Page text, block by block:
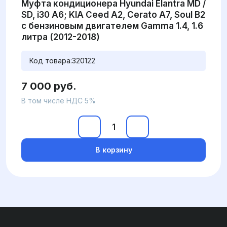
Муфта кондиционера Hyundai Elantra MD /
SD, i30 A6; KIA Ceed A2, Cerato A7, Soul B2
с бензиновым двигателем Gamma 1.4, 1.6
литра (2012-2018)
Код товара:320122
7 000 руб.
В том числе НДС 5%
В корзину